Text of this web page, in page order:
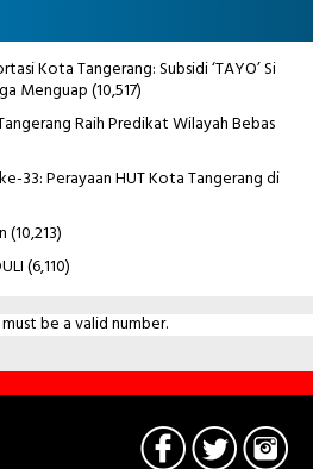
Kota Tangerang: Subsidi ‘TAYO’ Si
Menguap(10,517)
Raih Predikat Wilayah Bebas
33: Perayaan HUT Kota Tangerang di
(10,213)
(6,110)
be a valid number.